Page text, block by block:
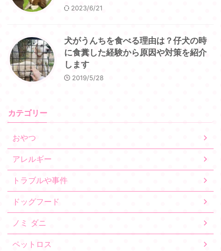
2023/6/21
犬がうんちを食べる理由は？仔犬の時
に食糞した経験から原因や対策を紹介
します
2019/5/28
カテゴリー
おやつ
アレルギー
トラブルや事件
ドッグフード
ノミ ダニ
ペットロス